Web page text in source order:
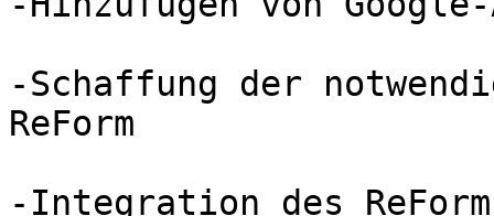
-Schaffung der
ReForm
-Integration des